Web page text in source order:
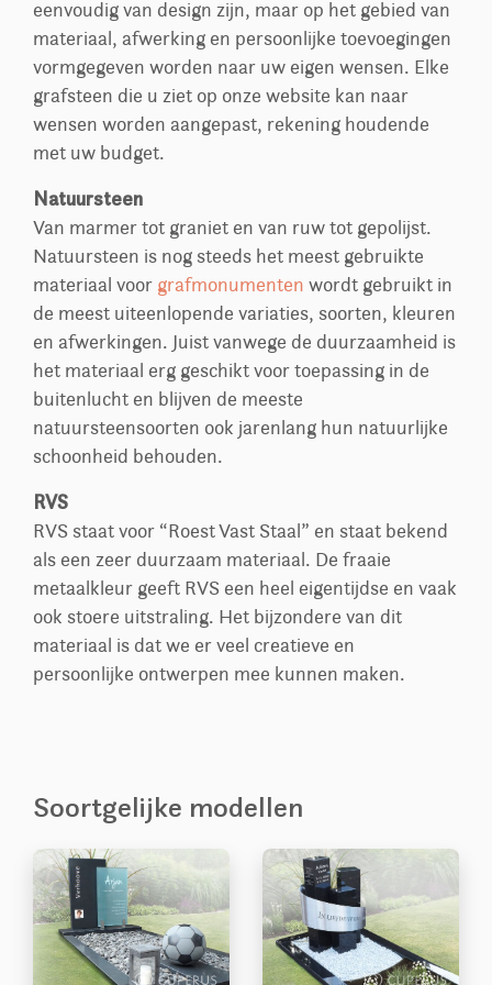
eenvoudig van design zijn, maar op het gebied van
materiaal, afwerking en persoonlijke toevoegingen
vormgegeven worden naar uw eigen wensen. Elke
grafsteen die u ziet op onze website kan naar
wensen worden aangepast, rekening houdende
met uw budget.
Natuursteen
Van marmer tot graniet en van ruw tot gepolijst.
Natuursteen is nog steeds het meest gebruikte
materiaal voor grafmonumenten wordt gebruikt in
de meest uiteenlopende variaties, soorten, kleuren
en afwerkingen. Juist vanwege de duurzaamheid is
het materiaal erg geschikt voor toepassing in de
buitenlucht en blijven de meeste
natuursteensoorten ook jarenlang hun natuurlijke
schoonheid behouden.
RVS
RVS staat voor “Roest Vast Staal” en staat bekend
als een zeer duurzaam materiaal. De fraaie
metaalkleur geeft RVS een heel eigentijdse en vaak
ook stoere uitstraling. Het bijzondere van dit
materiaal is dat we er veel creatieve en
persoonlijke ontwerpen mee kunnen maken.
Soortgelijke modellen